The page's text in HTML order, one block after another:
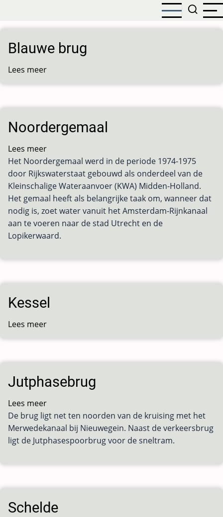
naar
de
inhoud
gaan
Blauwe brug
Lees meer
Noordergemaal
Lees meer
Noordergemaal
Het Noordergemaal werd in de periode 1974-1975
door Rijkswaterstaat gebouwd als onderdeel van de
Kleinschalige Wateraanvoer (KWA) Midden-Holland.
Het gemaal heeft als belangrijke taak om, wanneer dat
nodig is, zoet water vanuit het Amsterdam-Rijnkanaal
aan te voeren naar de stad Utrecht en de
Lopikerwaard.
Kessel
Lees meer
Jutphasebrug
Lees meer
Jutphasebrug
De brug ligt net ten noorden van de kruising met het
Merwedekanaal bij Nieuwegein. Naast de verkeersbrug
ligt de Jutphasespoorbrug voor de sneltram.
Schelde